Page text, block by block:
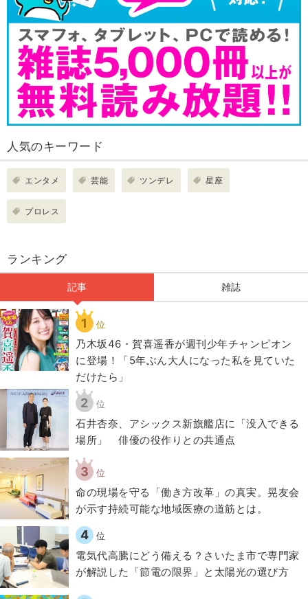
人気のキーワード
エンタメ 芸能 ツンデレ 星座
プロレス
ランキング
記事 雑誌
1 位
乃木坂46・賀喜遥香が週刊少年チャンピオン
に登場！「5年ぶん大人になった私を見ていた
だけたら」
2 位
石井杏奈、アシックス新旗艦店に「没入できる
場所」 俳優の役作りとの共通点
3 位
​命の現場を守る「働き方改革」の真実。晃友会
が示す持続可能な地域医療の道筋とは。
4 位
電気代高騰にどう備える？さいたま市で専門家
が解説した「節電の限界」と太陽光の選び方